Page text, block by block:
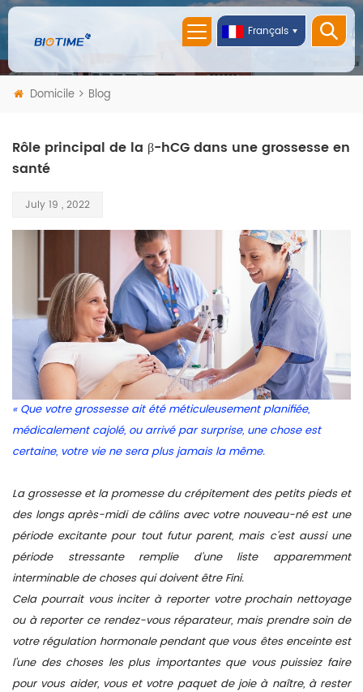
Français
Domicile Blog
Rôle principal de la β-hCG dans une grossesse en
santé
July 19 , 2022
« Que votre grossesse ait été méticuleusement planifiée,
médicalement cajolé, ou arrivé par surprise, une chose est
certaine, votre vie ne sera plus jamais la même.
La grossesse et la promesse du crépitement des petits pieds et
des longs après-midi de câlins avec votre nouveau-né est une
période excitante pour tout futur parent, mais c'est aussi une
période stressante remplie d'une liste apparemment
interminable de choses qui doivent être Fini.
Cela pourrait vous inciter à reporter votre prochain nettoyage
ou à reporter ce rendez-vous réparateur, mais prendre soin de
votre régulation hormonale pendant que vous êtes enceinte est
l'une des choses les plus importantes que vous puissiez faire
pour vous aider, vous et votre paquet de joie à naître, à rester